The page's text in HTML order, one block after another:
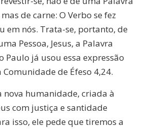
de carne: O Verbo se fez
em nós. Trata-se, portanto, de
Pessoa, Jesus, a Palavra
Paulo já usou essa expressão
de Éfeso 4,24.
nova humanidade, criada à
com justiça e santidade
isso, ele pede que tiremos a